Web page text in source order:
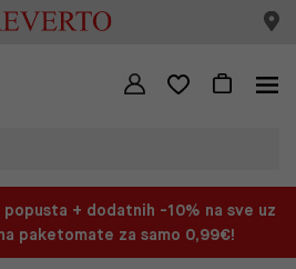
+ dodatnih -10% na sve uz
paketomate za samo 0,99€!